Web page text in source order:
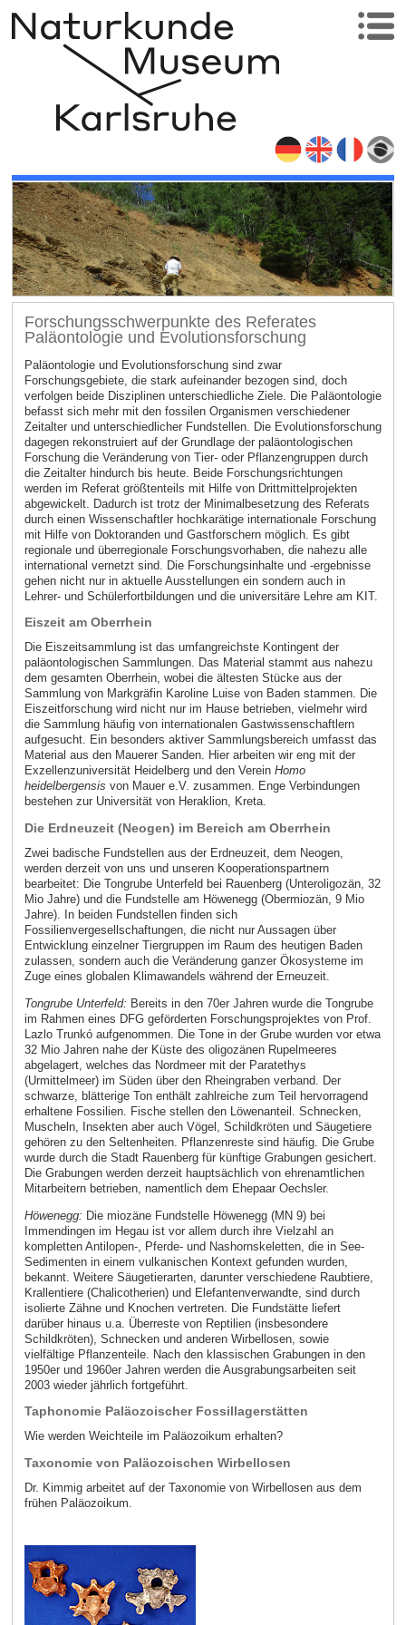
Forschungsschwerpunkte des Referates
Paläontologie und Evolutionsforschung
Paläontologie und Evolutionsforschung sind zwar
Forschungsgebiete, die stark aufeinander bezogen sind, doch
verfolgen beide Disziplinen unterschiedliche Ziele. Die Paläontologie
befasst sich mehr mit den fossilen Organismen verschiedener
Zeitalter und unterschiedlicher Fundstellen. Die Evolutionsforschung
dagegen rekonstruiert auf der Grundlage der paläontologischen
Forschung die Veränderung von Tier- oder Pflanzengruppen durch
die Zeitalter hindurch bis heute. Beide Forschungsrichtungen
werden im Referat größtenteils mit Hilfe von Drittmittelprojekten
abgewickelt. Dadurch ist trotz der Minimalbesetzung des Referats
durch einen Wissenschaftler hochkarätige internationale Forschung
mit Hilfe von Doktoranden und Gastforschern möglich. Es gibt
regionale und überregionale Forschungsvorhaben, die nahezu alle
international vernetzt sind. Die Forschungsinhalte und -ergebnisse
gehen nicht nur in aktuelle Ausstellungen ein sondern auch in
Lehrer- und Schülerfortbildungen und die universitäre Lehre am KIT.
Eiszeit am Oberrhein
Die Eiszeitsammlung ist das umfangreichste Kontingent der
paläontologischen Sammlungen. Das Material stammt aus nahezu
dem gesamten Oberrhein, wobei die ältesten Stücke aus der
Sammlung von Markgräfin Karoline Luise von Baden stammen. Die
Eiszeitforschung wird nicht nur im Hause betrieben, vielmehr wird
die Sammlung häufig von internationalen Gastwissenschaftlern
aufgesucht. Ein besonders aktiver Sammlungsbereich umfasst das
Material aus den Mauerer Sanden. Hier arbeiten wir eng mit der
Exzellenzuniversität Heidelberg und den Verein Homo
heidelbergensis von Mauer e.V. zusammen. Enge Verbindungen
bestehen zur Universität von Heraklion, Kreta.
Die Erdneuzeit (Neogen) im Bereich am Oberrhein
Zwei badische Fundstellen aus der Erdneuzeit, dem Neogen,
werden derzeit von uns und unseren Kooperationspartnern
bearbeitet: Die Tongrube Unterfeld bei Rauenberg (Unteroligozän, 32
Mio Jahre) und die Fundstelle am Höwenegg (Obermiozän, 9 Mio
Jahre). In beiden Fundstellen finden sich
Fossilienvergesellschaftungen, die nicht nur Aussagen über
Entwicklung einzelner Tiergruppen im Raum des heutigen Baden
zulassen, sondern auch die Veränderung ganzer Ökosysteme im
Zuge eines globalen Klimawandels während der Erneuzeit.
Tongrube Unterfeld: Bereits in den 70er Jahren wurde die Tongrube
im Rahmen eines DFG geförderten Forschungsprojektes von Prof.
Lazlo Trunkó aufgenommen. Die Tone in der Grube wurden vor etwa
32 Mio Jahren nahe der Küste des oligozänen Rupelmeeres
abgelagert, welches das Nordmeer mit der Paratethys
(Urmittelmeer) im Süden über den Rheingraben verband. Der
schwarze, blätterige Ton enthält zahlreiche zum Teil hervorragend
erhaltene Fossilien. Fische stellen den Löwenanteil. Schnecken,
Muscheln, Insekten aber auch Vögel, Schildkröten und Säugetiere
gehören zu den Seltenheiten. Pflanzenreste sind häufig. Die Grube
wurde durch die Stadt Rauenberg für künftige Grabungen gesichert.
Die Grabungen werden derzeit hauptsächlich von ehrenamtlichen
Mitarbeitern betrieben, namentlich dem Ehepaar Oechsler.
Höwenegg: Die miozäne Fundstelle Höwenegg (MN 9) bei
Immendingen im Hegau ist vor allem durch ihre Vielzahl an
kompletten Antilopen-, Pferde- und Nashornskeletten, die in See-
Sedimenten in einem vulkanischen Kontext gefunden wurden,
bekannt. Weitere Säugetierarten, darunter verschiedene Raubtiere,
Krallentiere (Chalicotherien) und Elefantenverwandte, sind durch
isolierte Zähne und Knochen vertreten. Die Fundstätte liefert
darüber hinaus u.a. Überreste von Reptilien (insbesondere
Schildkröten), Schnecken und anderen Wirbellosen, sowie
vielfältige Pflanzenteile. Nach den klassischen Grabungen in den
1950er und 1960er Jahren werden die Ausgrabungsarbeiten seit
2003 wieder jährlich fortgeführt.
Taphonomie Paläozoischer Fossillagerstätten
Wie werden Weichteile im Paläozoikum erhalten?
Taxonomie von Paläozoischen Wirbellosen
Dr. Kimmig arbeitet auf der Taxonomie von Wirbellosen aus dem
frühen Paläozoikum.